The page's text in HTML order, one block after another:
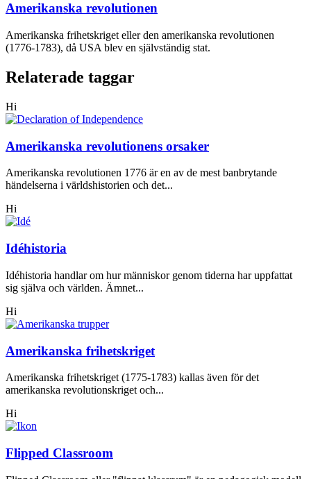
Amerikanska revolutionen
Amerikanska frihetskriget eller den amerikanska revolutionen
(1776-1783), då USA blev en självständig stat.
Relaterade taggar
Hi
Amerikanska revolutionens orsaker
Amerikanska revolutionen 1776 är en av de mest banbrytande
händelserna i världshistorien och det...
Hi
Idéhistoria
Idéhistoria handlar om hur människor genom tiderna har uppfattat
sig själva och världen. Ämnet...
Hi
Amerikanska frihetskriget
Amerikanska frihetskriget (1775-1783) kallas även för det
amerikanska revolutionskriget och...
Hi
Flipped Classroom